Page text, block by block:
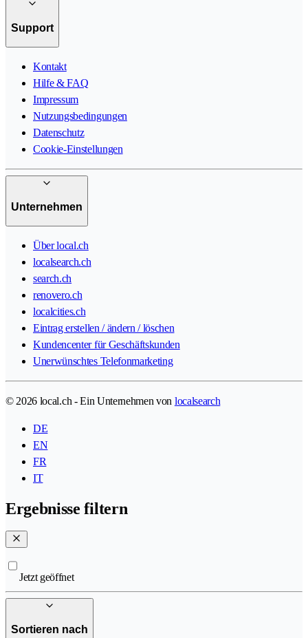
Support
Kontakt
Hilfe & FAQ
Impressum
Nutzungsbedingungen
Datenschutz
Cookie-Einstellungen
Unternehmen
Über local.ch
localsearch.ch
search.ch
renovero.ch
localcities.ch
Eintrag erstellen / ändern / löschen
Kundencenter für Geschäftskunden
Unerwünschtes Telefonmarketing
© 2026 local.ch - Ein Unternehmen von localsearch
DE
EN
FR
IT
Ergebnisse filtern
Jetzt geöffnet
Sortieren nach